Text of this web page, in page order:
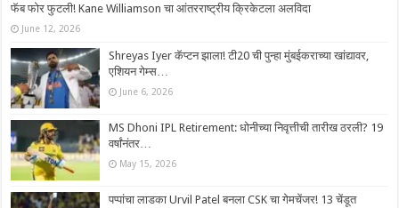
फॅब फोर फुटली! Kane Williamson चा आंतरराष्ट्रीय क्रिकेटला अलविदा
June 12, 2026
Shreyas Iyer कॅप्टन झाला! टी20 ची पुन्हा मुंबईकराच्या खांद्यावर,
एशियन गेम्स…
June 6, 2026
MS Dhoni IPL Retirement: धोनीच्या निवृत्तीची तारीख ठरली? 19
वर्षांनंतर…
May 15, 2026
पप्पांचा लाडका Urvil Patel बनला CSK चा गेमचेंजर! 13 चेंडूत